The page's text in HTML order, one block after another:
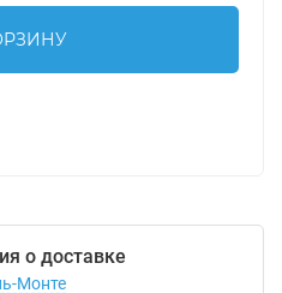
о доставке
Монте